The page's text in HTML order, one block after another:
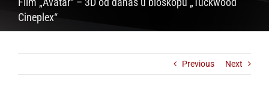
Cineplex“
Previous Next